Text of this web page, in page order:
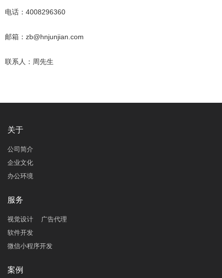
电话：4008296360
邮箱：zb@hnjunjian.com
联系人：周先生
关于
公司简介
企业文化
办公环境
服务
视觉设计
广告代理
软件开发
微信小程序开发
案例